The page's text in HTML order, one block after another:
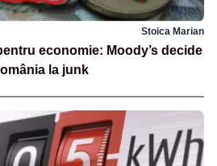
Stoica Marian
economie: Moody’s decide
la junk